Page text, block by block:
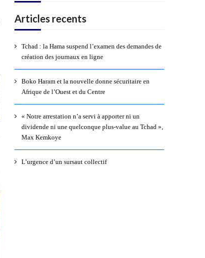
Articles recents
Tchad : la Hama suspend l’examen des demandes de
création des journaux en ligne
Boko Haram et la nouvelle donne sécuritaire en
Afrique de l’Ouest et du Centre
« Notre arrestation n’a servi à apporter ni un
dividende ni une quelconque plus-value au Tchad »,
Max Kemkoye
L’urgence d’un sursaut collectif